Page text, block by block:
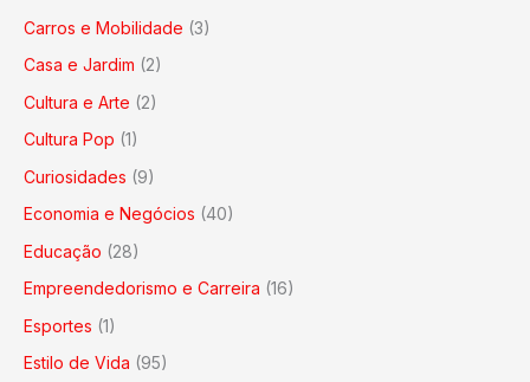
Carros e Mobilidade (3)
Casa e Jardim (2)
Cultura e Arte (2)
Cultura Pop (1)
Curiosidades (9)
Economia e Negócios (40)
Educação (28)
Empreendedorismo e Carreira (16)
Esportes (1)
Estilo de Vida (95)